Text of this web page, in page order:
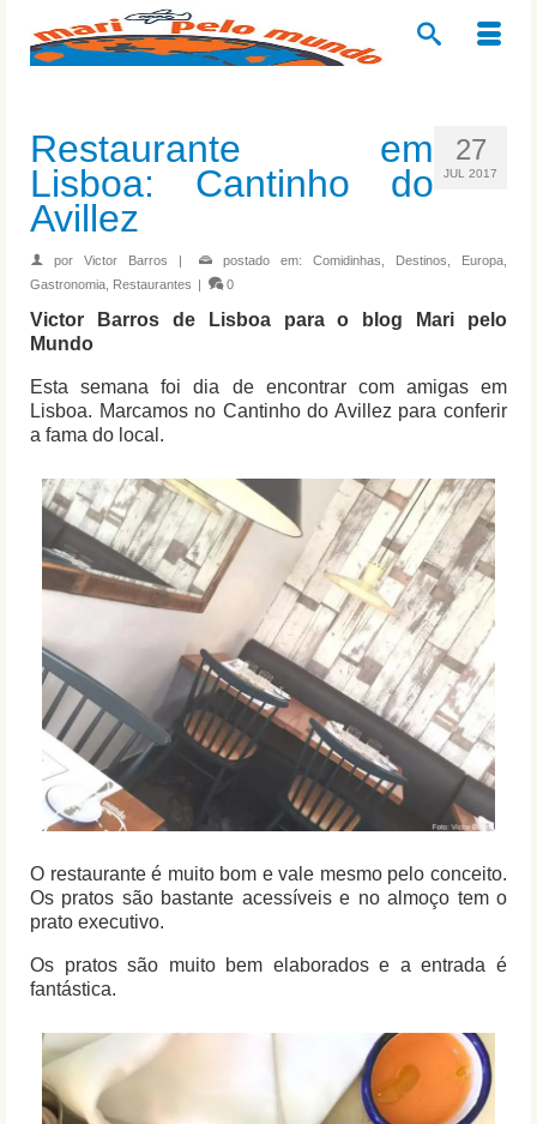
27
JUL 2017
Restaurante em
Lisboa: Cantinho do
Avillez
por Victor Barros | postado em: Comidinhas Destinos Europa
Gastronomia Restaurantes | 0
Victor Barros de Lisboa para o blog Mari pelo
Mundo
Esta semana foi dia de encontrar com amigas em
Lisboa. Marcamos no Cantinho do Avillez para conferir
a fama do local.
O restaurante é muito bom e vale mesmo pelo conceito.
Os pratos são bastante acessíveis e no almoço tem o
prato executivo.
Os pratos são muito bem elaborados e a entrada é
fantástica.